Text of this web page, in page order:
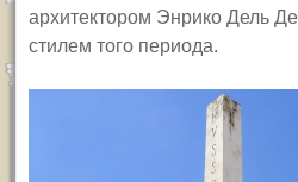
архитектором Энрико Дель
стилем того периода.